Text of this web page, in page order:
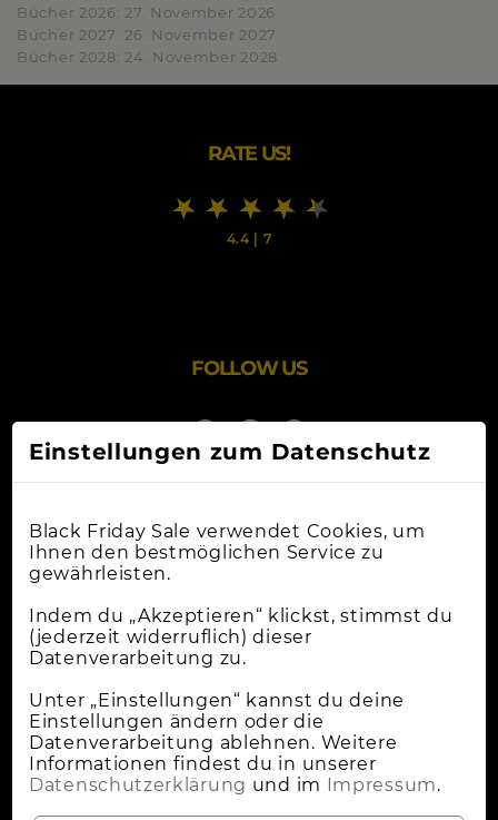
Bücher 2026: 27. November 2026
Bücher 2027: 26. November 2027
Bücher 2028: 24. November 2028
RATE US!
4.4 | 7
FOLLOW US
Online-Shops
Apple Deals
Cybermonday
News
Wann Ist Black Friday?
Einstellungen zum Datenschutz
Black Friday Sale verwendet Cookies, um
Ihnen den bestmöglichen Service zu
gewährleisten.
Indem du „Akzeptieren“ klickst, stimmst du
(jederzeit widerruflich) dieser
Datenverarbeitung zu.
Unter „Einstellungen“ kannst du deine
Einstellungen ändern oder die
Datenverarbeitung ablehnen. Weitere
Informationen findest du in unserer
Datenschutzerklärung und im Impressum.